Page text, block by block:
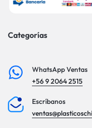
Categorías
WhatsApp Ventas
+56 9 2064 2515
Escríbanos